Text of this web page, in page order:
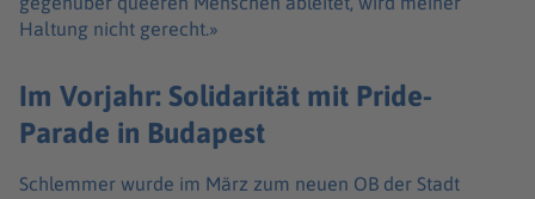
Haltung nicht gerecht.»
Im Vorjahr: Solidarität mit Pride-
Parade in Budapest
Schlemmer wurde im März zum neuen OB der Stadt